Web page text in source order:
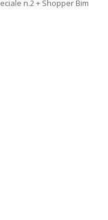
n.2 + Shopper Bim